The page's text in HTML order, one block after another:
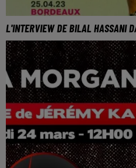
L'INTERVIEW DE BILAL HASSANI
Bilal Hassani sera bientot